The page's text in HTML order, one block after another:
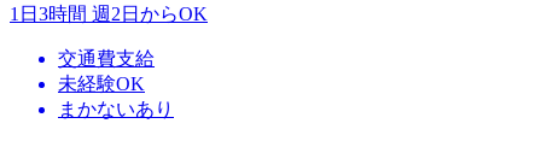
1日3時間 週2日からOK
交通費支給
未経験OK
まかないあり